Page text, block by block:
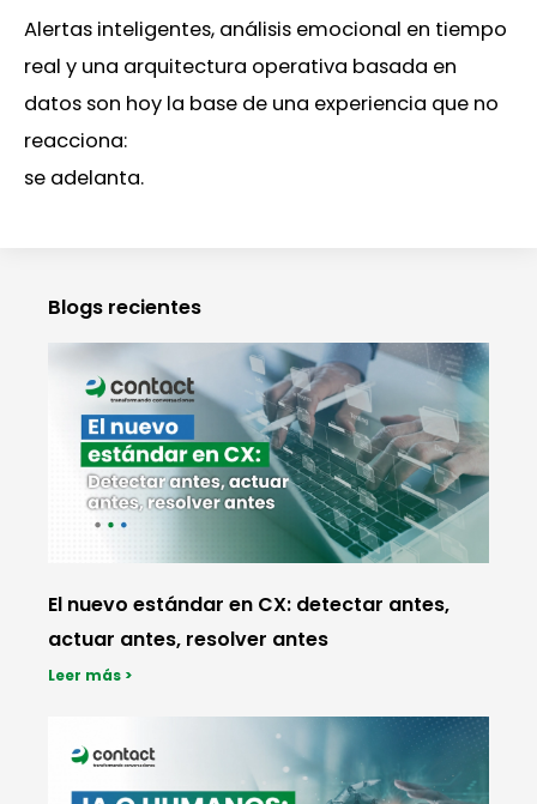
Alertas inteligentes, análisis emocional en tiempo
real y una arquitectura operativa basada en
datos son hoy la base de una experiencia que no
reacciona:
se adelanta.
Blogs recientes
El nuevo estándar en CX: detectar antes,
actuar antes, resolver antes
Leer más >